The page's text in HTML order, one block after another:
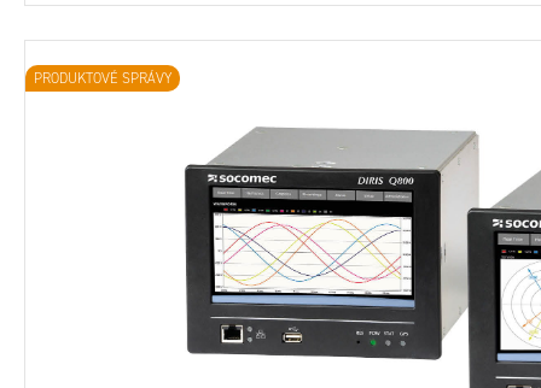
PRODUKTOVÉ SPRÁVY